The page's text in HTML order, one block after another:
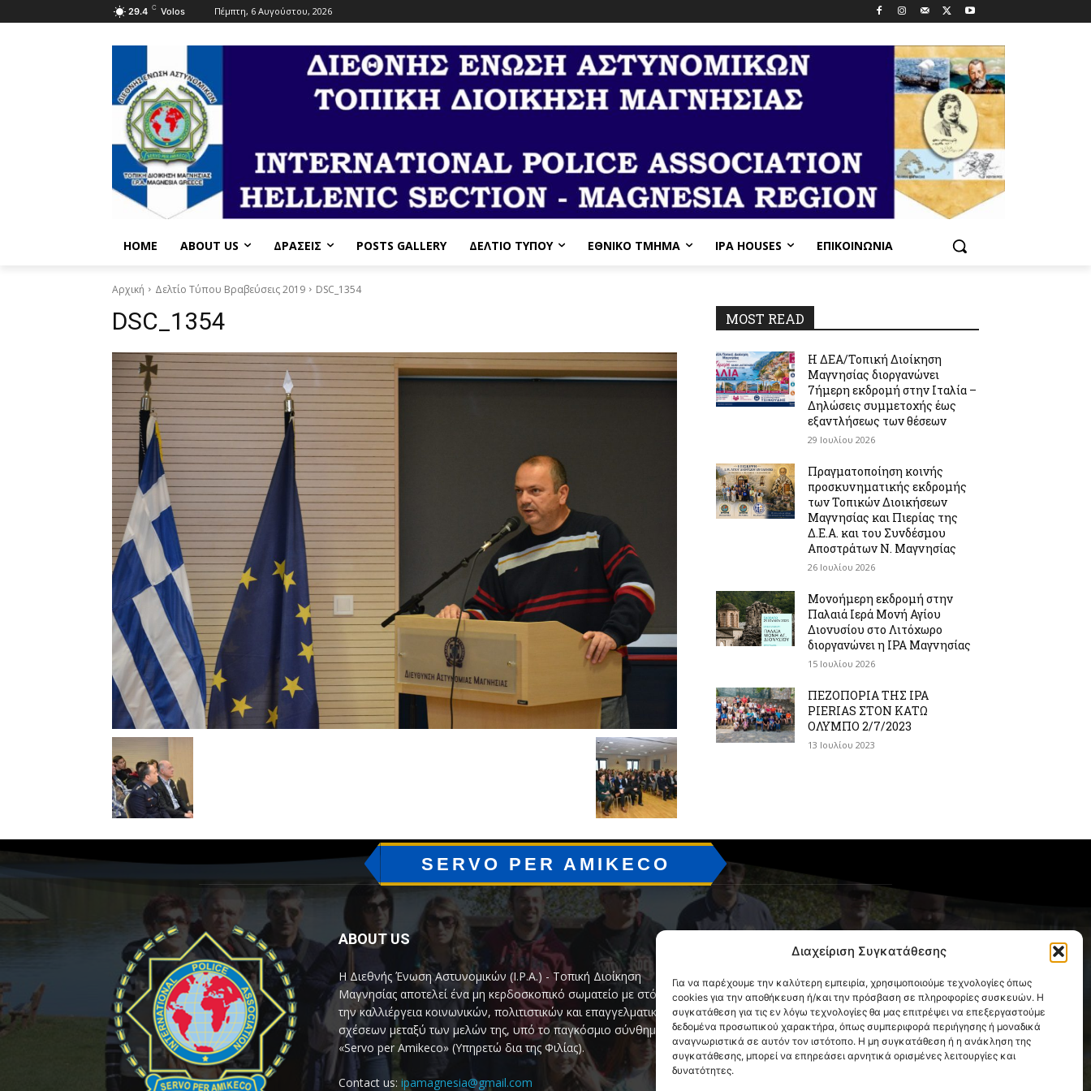
Διαχείριση Συγκατάθεσης
Για να παρέχουμε την καλύτερη εμπειρία, χρησιμοποιούμε τεχνολογίες όπως
cookies για την αποθήκευση ή/και την πρόσβαση σε πληροφορίες συσκευών. Η
συγκατάθεση για τις εν λόγω τεχνολογίες θα μας επιτρέψει να επεξεργαστούμε
δεδομένα προσωπικού χαρακτήρα, όπως συμπεριφορά περιήγησης ή μοναδικά
αναγνωριστικά σε αυτόν τον ιστότοπο. Η μη συγκατάθεση ή η ανάκληση της
συγκατάθεσης, μπορεί να επηρεάσει αρνητικά ορισμένες λειτουργίες και
δυνατότητες.
29.4 C Volos Πέμπτη, 6 Αυγούστου, 2026
HOME ABOUT US ΔΡΆΣΕΙΣ POSTS GALLERY ΔΕΛΤΙΟ ΤΥΠΟΥ ΕΘΝΙΚΌ ΤΜΉΜΑ IPA HOUSES ΕΠΙΚΟΙΝΩΝΊΑ
Αρχική Δελτίο Τύπου Βραβεύσεις 2019 DSC_1354
DSC_1354 MOST READ
Η ΔΕΑ/Τοπική Διοίκηση
Μαγνησίας διοργανώνει
7ήμερη εκδρομή στην Ιταλία –
Δηλώσεις συμμετοχής έως
εξαντλήσεως των θέσεων
29 Ιουλίου 2026
Πραγματοποίηση κοινής
προσκυνηματικής εκδρομής
των Τοπικών Διοικήσεων
Μαγνησίας και Πιερίας της
Δ.Ε.Α. και του Συνδέσμου
Αποστράτων Ν. Μαγνησίας
26 Ιουλίου 2026
Μονοήμερη εκδρομή στην
Παλαιά Ιερά Μονή Αγίου
Διονυσίου στο Λιτόχωρο
διοργανώνει η IPA Μαγνησίας
15 Ιουλίου 2026
ΠΕΖΟΠΟΡΙΑ ΤΗΣ IPA
PIERIAS ΣΤΟΝ ΚΑΤΩ
ΟΛΥΜΠΟ 2/7/2023
13 Ιουλίου 2023
SERVO PER AMIKECO
ABOUT US
Η Διεθνής Ένωση Αστυνομικών (I.P.A.) - Τοπική Διοίκηση
Μαγνησίας αποτελεί ένα μη κερδοσκοπικό σωματείο με στόχο
την καλλιέργεια κοινωνικών, πολιτιστικών και επαγγελματικών
σχέσεων μεταξύ των μελών της, υπό το παγκόσμιο σύνθημα
«Servo per Amikeco» (Υπηρετώ δια της Φιλίας).
Contact us: ipamagnesia@gmail.com